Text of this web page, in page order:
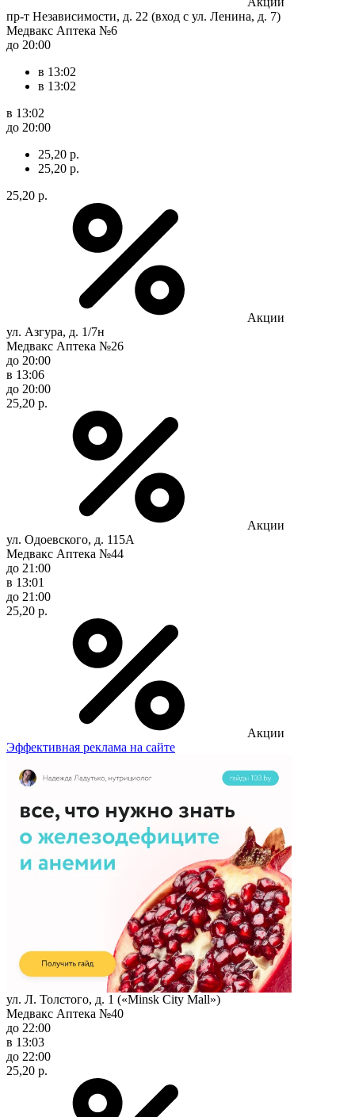
пр-т Независимости, д. 22 (вход с ул. Ленина, д. 7)
Медвакс Аптека №6
до 20:00
в 13:02
в 13:02
в 13:02
до 20:00
25,20 р.
25,20 р.
25,20 р.
Акции
ул. Азгура, д. 1/7н
Медвакс Аптека №26
до 20:00
в 13:06
до 20:00
25,20 р.
Акции
ул. Одоевского, д. 115А
Медвакс Аптека №44
до 21:00
в 13:01
до 21:00
25,20 р.
Акции
Эффективная реклама на сайте
ул. Л. Толстого, д. 1 («Minsk City Mall»)
Медвакс Аптека №40
до 22:00
в 13:03
до 22:00
25,20 р.